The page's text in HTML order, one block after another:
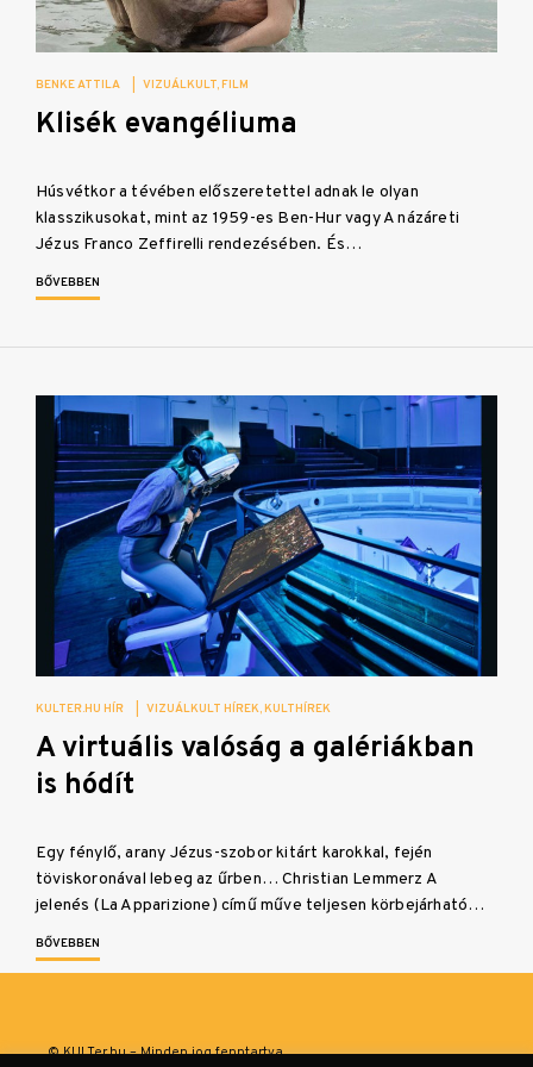
BENKE ATTILA VIZUÁLKULT FILM
Klisék evangéliuma
Húsvétkor a tévében előszeretettel adnak le olyan
klasszikusokat, mint az 1959-es Ben-Hur vagy A názáreti
Jézus Franco Zeffirelli rendezésében. És…
BŐVEBBEN
KULTER.HU HÍR VIZUÁLKULT HÍREK KULTHÍREK
A virtuális valóság a galériákban
is hódít
Egy fénylő, arany Jézus-szobor kitárt karokkal, fején
töviskoronával lebeg az űrben… Christian Lemmerz A
jelenés (La Apparizione) című műve teljesen körbejárható…
BŐVEBBEN
© KULTer.hu – Minden jog fenntartva